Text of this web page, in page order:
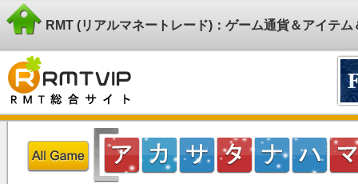
RMT (リアルマネートレード)：ゲーム通貨＆アイテ